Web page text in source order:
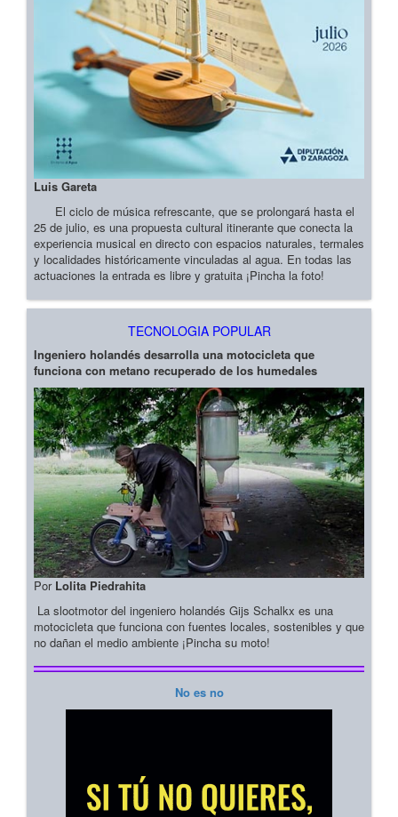
Luis Gareta
El ciclo de música refrescante, que se prolongará hasta el
25 de julio, es una propuesta cultural itinerante que conecta la
experiencia musical en directo con espacios naturales, termales
y localidades históricamente vinculadas al agua. En todas las
actuaciones la entrada es libre y gratuita ¡Pincha la foto!
TECNOLOGIA POPULAR
Ingeniero holandés desarrolla una motocicleta que
funciona con metano recuperado de los humedales
Por Lolita Piedrahita
La slootmotor del ingeniero holandés Gijs Schalkx es una
motocicleta que funciona con fuentes locales, sostenibles y que
no dañan el medio ambiente ¡Pincha su moto!
No es no